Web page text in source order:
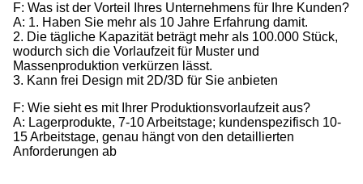
F: Was ist der Vorteil Ihres Unternehmens für Ihre Kunden?
A: 1. Haben Sie mehr als 10 Jahre Erfahrung damit.
2. Die tägliche Kapazität beträgt mehr als 100.000 Stück,
wodurch sich die Vorlaufzeit für Muster und
Massenproduktion verkürzen lässt.
3. Kann frei Design mit 2D/3D für Sie anbieten
F: Wie sieht es mit Ihrer Produktionsvorlaufzeit aus?
A: Lagerprodukte, 7-10 Arbeitstage; kundenspezifisch 10-
15 Arbeitstage, genau hängt von den detaillierten
Anforderungen ab